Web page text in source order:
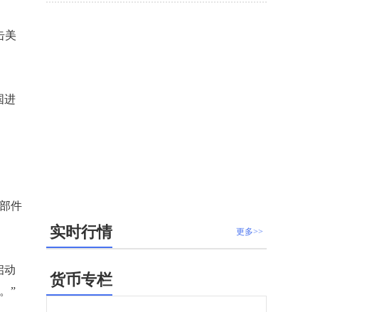
美
进
件
动
”
更多>>
实时行情
货币专栏